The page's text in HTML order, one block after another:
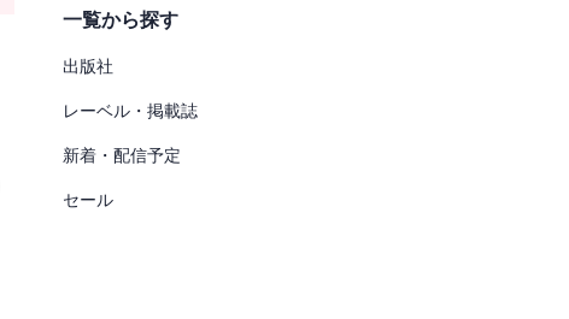
一覧から探す
出版社
レーベル・掲載誌
新着・配信予定
セール